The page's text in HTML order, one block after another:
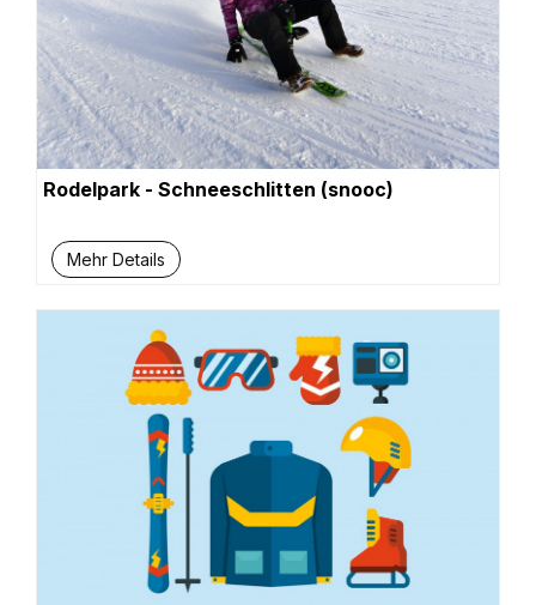
Rodelpark - Schneeschlitten (snooc)
Mehr Details